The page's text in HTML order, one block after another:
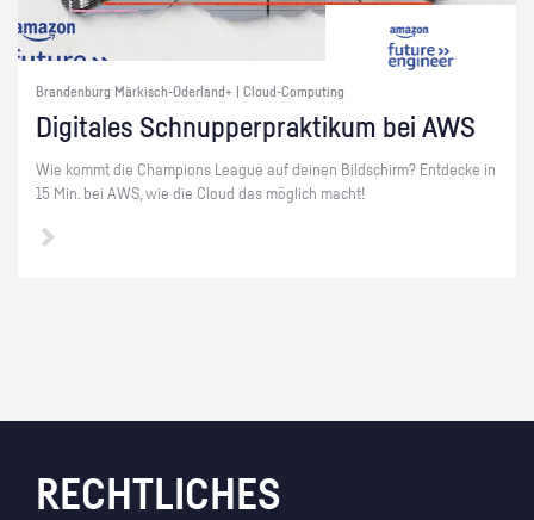
Brandenburg Märkisch-Oderland+ | Cloud-Computing
Di­gi­ta­les Schnup­per­prak­ti­kum bei AWS
Wie kommt die Cham­pi­ons Le­ague auf dei­nen Bild­schirm? Ent­de­cke in
15 Min. bei AWS, wie die Cloud das mög­lich macht!
RECHTLICHES